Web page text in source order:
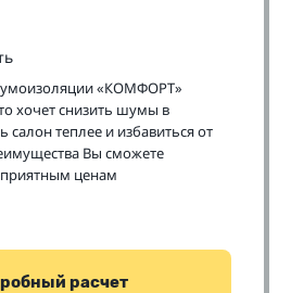
«КОМФОРТ»
хочет снизить шумы в
салон теплее и избавиться от
Вы сможете
ценам
расчет